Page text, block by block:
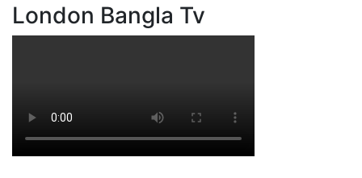
London Bangla Tv